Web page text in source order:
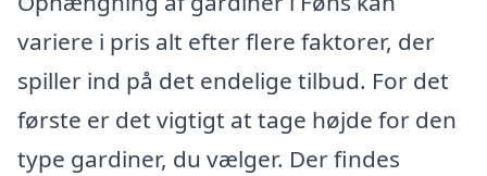
variere i pris alt efter flere faktorer, der
spiller ind på det endelige tilbud. For det
første er det vigtigt at tage højde for den
type gardiner, du vælger. Der findes